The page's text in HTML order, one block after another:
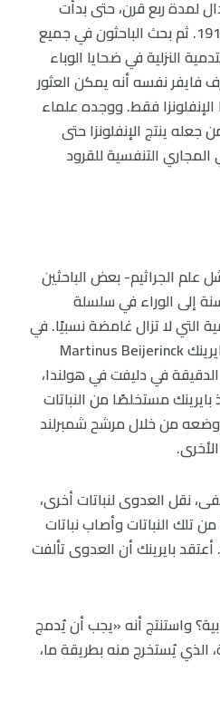
لمدة ربع قرن، حتى بدأت
الجثث في التراكم في عام 1918. ثم بحث الباحثون في جميع
النزلية في ضحايا الوباء
فايفر نفسه أنه يمكن العثور
فقط. ووجده علماء
ينتج الإنفلونزا حتى
التنفسية للقرود
علم الجراثيم- بعض الباحثين
التفكير في العودة 20 سنة إلى الوراء في سلسلة
التي لا تزال غامضة نسبيًا. في
عام 1898، كان مارتينوس بايرينك Martinus Beijerinck
الدقيقة في دليفت في هولندا،
مستخلصًا من النباتات
من خلال مرشح شمبرلند
نقل العدوى لنباتات أخرى،
النباتات وأصاب نباتات
بايرينك أن العدوى تألفت
واستنتج أنه «يجب أن يُدمج
الذي يُستخرج منه بطريقة ما،